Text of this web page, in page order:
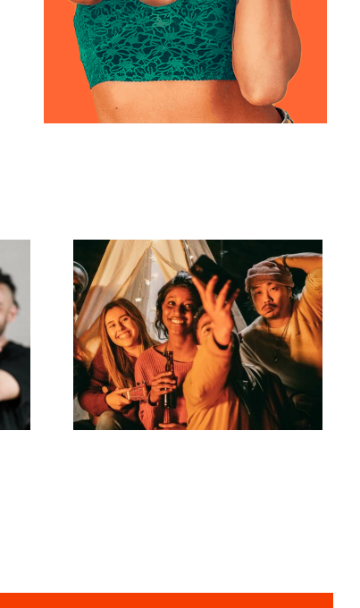
Wie erstellt man
virale TikTok-
Herausforderungen,
die das Publikum
fesseln?